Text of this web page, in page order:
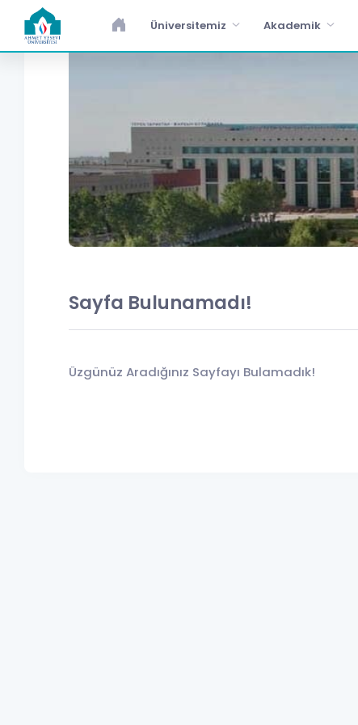
Üniversitemiz Akademik
Sayfa Bulunamadı!
Üzgünüz Aradığınız Sayfayı Bulamadık!